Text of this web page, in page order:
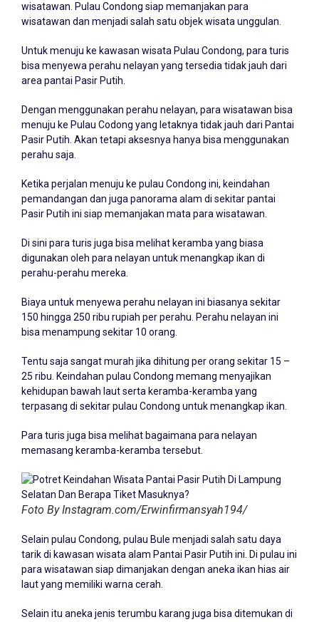
wisatawan. Pulau Condong siap memanjakan para
wisatawan dan menjadi salah satu objek wisata unggulan.
Untuk menuju ke kawasan wisata Pulau Condong, para turis
bisa menyewa perahu nelayan yang tersedia tidak jauh dari
area pantai Pasir Putih.
Dengan menggunakan perahu nelayan, para wisatawan bisa
menuju ke Pulau Codong yang letaknya tidak jauh dari Pantai
Pasir Putih. Akan tetapi aksesnya hanya bisa menggunakan
perahu saja.
Ketika perjalan menuju ke pulau Condong ini, keindahan
pemandangan dan juga panorama alam di sekitar pantai
Pasir Putih ini siap memanjakan mata para wisatawan.
Di sini para turis juga bisa melihat keramba yang biasa
digunakan oleh para nelayan untuk menangkap ikan di
perahu-perahu mereka.
Biaya untuk menyewa perahu nelayan ini biasanya sekitar
150 hingga 250 ribu rupiah per perahu. Perahu nelayan ini
bisa menampung sekitar 10 orang.
Tentu saja sangat murah jika dihitung per orang sekitar 15 –
25 ribu. Keindahan pulau Condong memang menyajikan
kehidupan bawah laut serta keramba-keramba yang
terpasang di sekitar pulau Condong untuk menangkap ikan.
Para turis juga bisa melihat bagaimana para nelayan
memasang keramba-keramba tersebut.
Foto By Instagram.com/Erwinfirmansyah194/
Selain pulau Condong, pulau Bule menjadi salah satu daya
tarik di kawasan wisata alam Pantai Pasir Putih ini. Di pulau ini
para wisatawan siap dimanjakan dengan aneka ikan hias air
laut yang memiliki warna cerah.
Selain itu aneka jenis terumbu karang juga bisa ditemukan di